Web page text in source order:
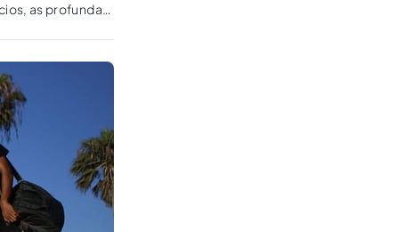
as profundas